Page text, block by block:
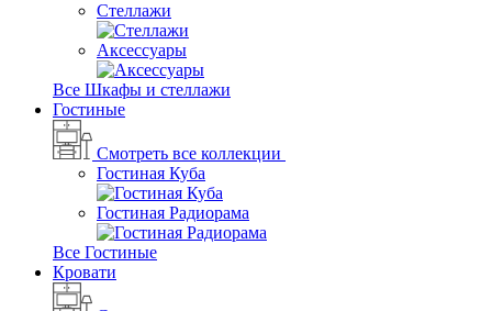
Стеллажи
Аксессуары
Все Шкафы и стеллажи
Гостиные
Смотреть все коллекции
Гостиная Куба
Гостиная Радиорама
Все Гостиные
Кровати